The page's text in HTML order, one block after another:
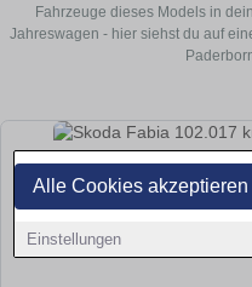
Alle Cookies akzeptieren
Einstellungen
Fahrzeuge dieses Models in
Jahreswagen - hier siehst du auf